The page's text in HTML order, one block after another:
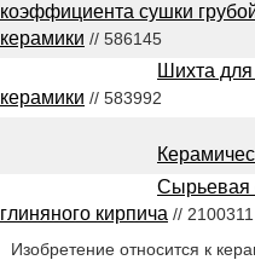
коэффициента сушки
керамики // 586145
Шихта для
керамики // 583992
Сырьевая
глиняного кирпича // 2100311
Изобретение относится к